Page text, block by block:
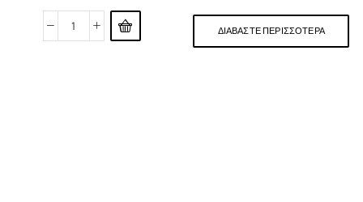
ΔΙΑΒΆΣΤΕ ΠΕΡΙΣΣΌΤΕΡΑ